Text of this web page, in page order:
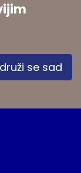
se sad